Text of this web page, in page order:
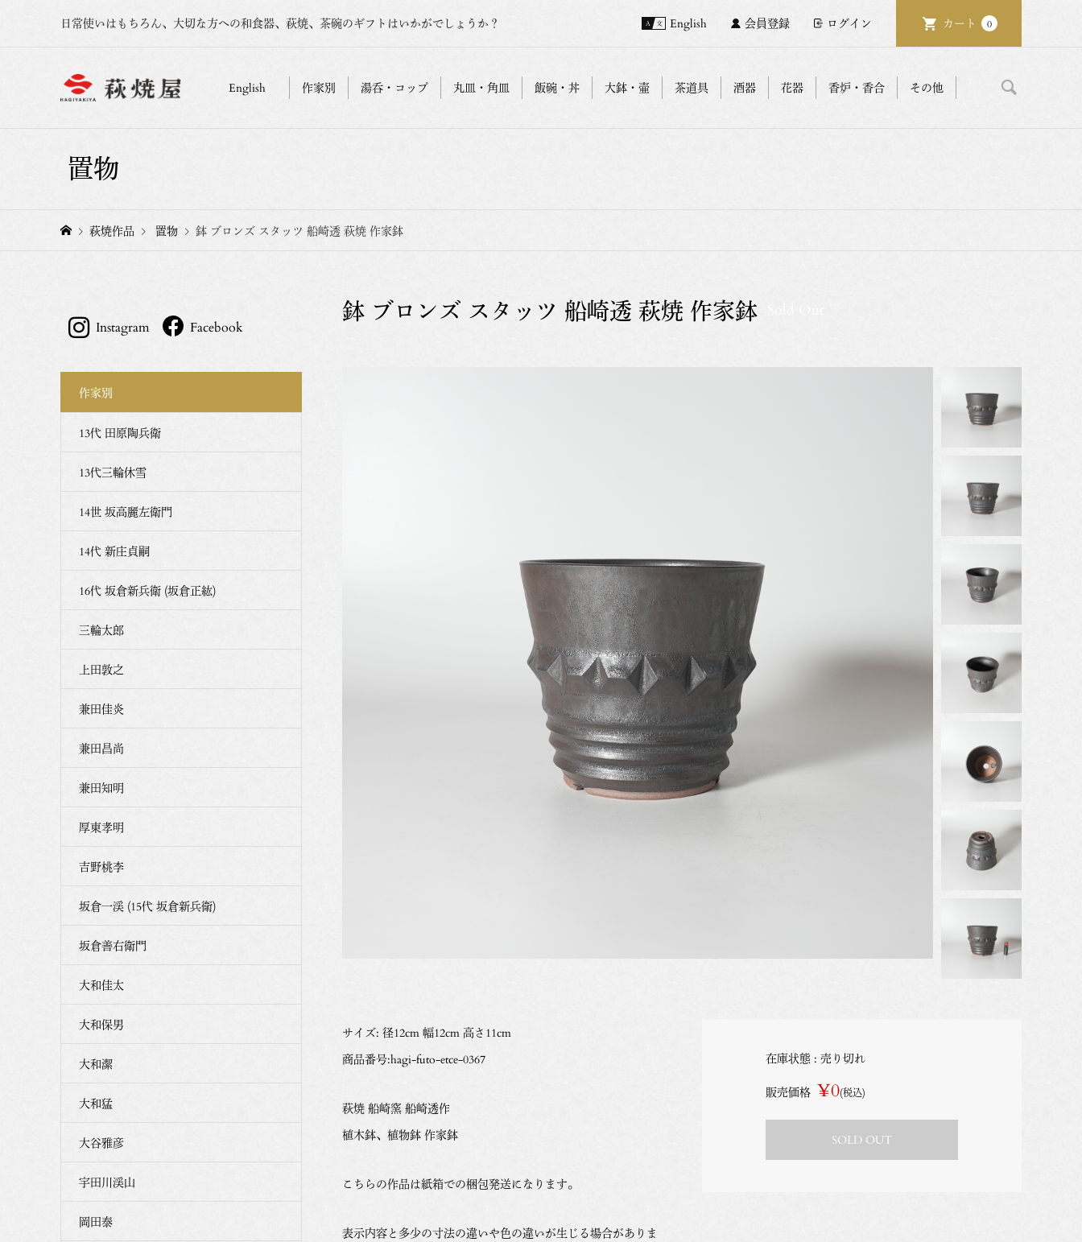
日常使いはもちろん、大切な方への和食器、萩焼、茶碗のギフトはいかがでしょうか？ English 会員登録 ログイン カート 0
English 作家別 湯呑・コップ 丸皿・角皿 飯碗・丼 大鉢・壷 茶道具 酒器 花器 香炉・香合 その他
置物
萩焼作品 置物 鉢 ブロンズ スタッツ 船崎透 萩焼 作家鉢
鉢 ブロンズ スタッツ 船崎透 萩焼 作家鉢
サイズ: 径12cm 幅12cm 高さ11cm
商品番号:hagi-futo-etce-0367
萩焼 船崎窯 船崎透作
植木鉢、植物鉢 作家鉢
こちらの作品は紙箱での梱包発送になります。
表示内容と多少の寸法の違いや色の違いが生じる場合がありま
在庫状態 : 売り切れ
販売価格 ¥0(税込)
SOLD OUT
Instagram Facebook
作家別
13代 田原陶兵衛
13代三輪休雪
14世 坂高麗左衛門
14代 新庄貞嗣
16代 坂倉新兵衛 (坂倉正紘)
三輪太郎
上田敦之
兼田佳炎
兼田昌尚
兼田知明
厚東孝明
吉野桃李
坂倉一渓 (15代 坂倉新兵衛)
坂倉善右衛門
大和佳太
大和保男
大和潔
大和猛
大谷雅彦
宇田川渓山
岡田泰